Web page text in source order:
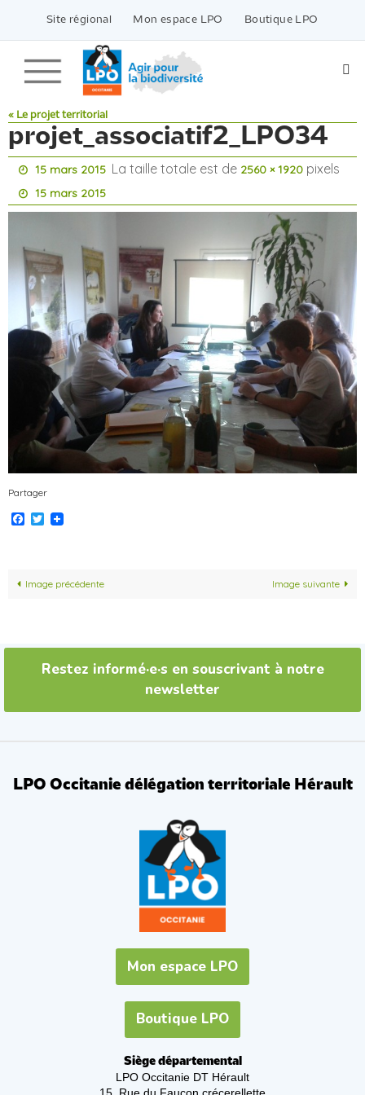
contenu
Site régional Mon espace LPO Boutique LPO
« Le projet territorial
projet_associatif2_LPO34
15 mars 2015 La taille totale est de 2560 × 1920 pixels
15 mars 2015
Partager
Facebook
Twitter
Image précédente Image suivante
Restez informé·e·s en souscrivant à notre
newsletter
LPO Occitanie délégation territoriale Hérault
Mon espace LPO
Boutique LPO
Siège départemental
LPO Occitanie DT Hérault